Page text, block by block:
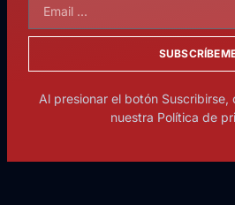
Al presionar el botón Suscribirse,
nuestra Política de